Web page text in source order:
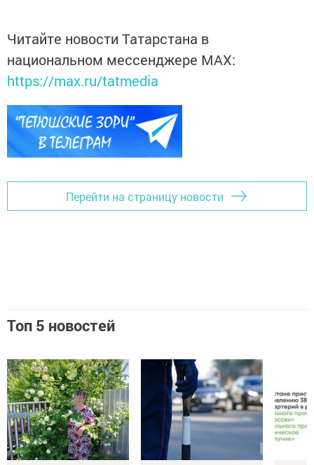
Читайте новости Татарстана в
национальном мессенджере MАХ:
https://max.ru/tatmedia
Перейти на страницу новости
Топ 5 новостей